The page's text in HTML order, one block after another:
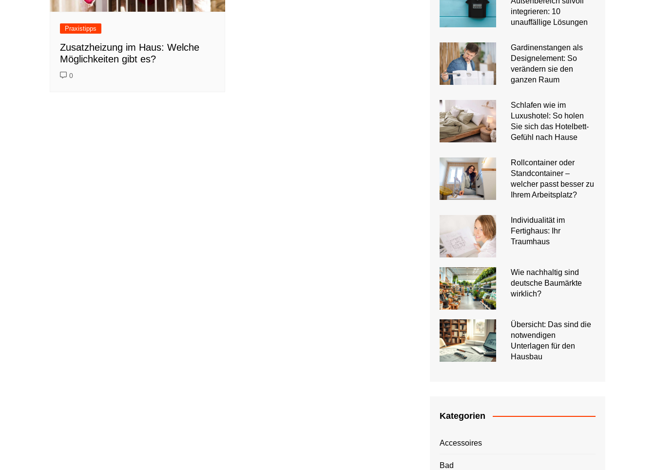
Praxistipps
Zusatzheizung im Haus: Welche
Möglichkeiten gibt es?
0
integrieren: 10
unauffällige Lösungen
Gardinenstangen als
Designelement: So
verändern sie den
ganzen Raum
Schlafen wie im
Luxushotel: So holen
Sie sich das Hotelbett-
Gefühl nach Hause
Rollcontainer oder
Standcontainer –
welcher passt besser zu
Ihrem Arbeitsplatz?
Individualität im
Fertighaus: Ihr
Traumhaus
Wie nachhaltig sind
deutsche Baumärkte
wirklich?
Übersicht: Das sind die
notwendigen
Unterlagen für den
Hausbau
Kategorien
Accessoires
Bad